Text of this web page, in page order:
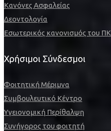
Κανόνες Ασφαλείας
Δεοντολογία
Εσωτερικός κανονισμός του ΠΚ
Χρήσιμοι Σύνδεσμοι
Φοιτητική Μέριμνα
Συμβουλευτικό Κέντρο
Υγειονομική Περίθαλψη
Συνήγορος του φοιτητή